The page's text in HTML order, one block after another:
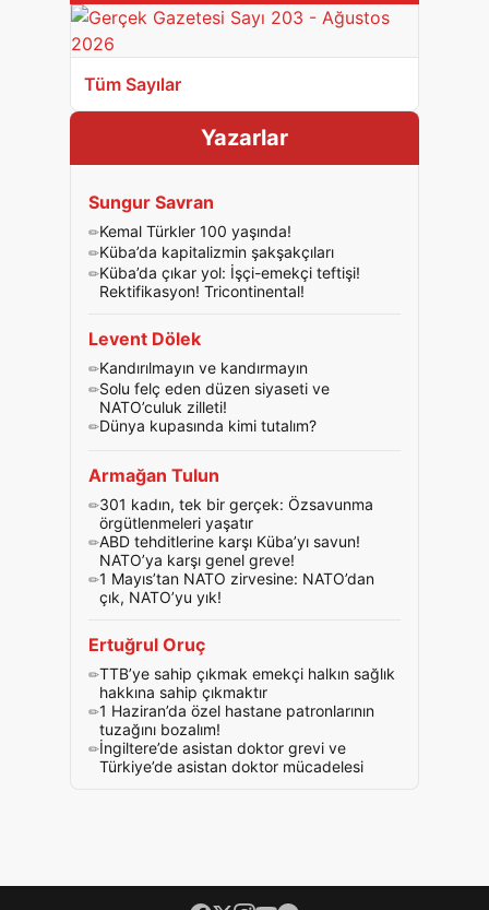
Tüm Sayılar
Yazarlar
Sungur Savran
Kemal Türkler 100 yaşında!
Küba’da kapitalizmin şakşakçıları
Küba’da çıkar yol: İşçi-emekçi teftişi!
Rektifikasyon! Tricontinental!
Levent Dölek
Kandırılmayın ve kandırmayın
Solu felç eden düzen siyaseti ve
NATO’culuk zilleti!
Dünya kupasında kimi tutalım?
Armağan Tulun
301 kadın, tek bir gerçek: Özsavunma
örgütlenmeleri yaşatır
ABD tehditlerine karşı Küba’yı savun!
NATO’ya karşı genel greve!
1 Mayıs’tan NATO zirvesine: NATO’dan
çık, NATO’yu yık!
Ertuğrul Oruç
TTB’ye sahip çıkmak emekçi halkın sağlık
hakkına sahip çıkmaktır
1 Haziran’da özel hastane patronlarının
tuzağını bozalım!
İngiltere’de asistan doktor grevi ve
Türkiye’de asistan doktor mücadelesi